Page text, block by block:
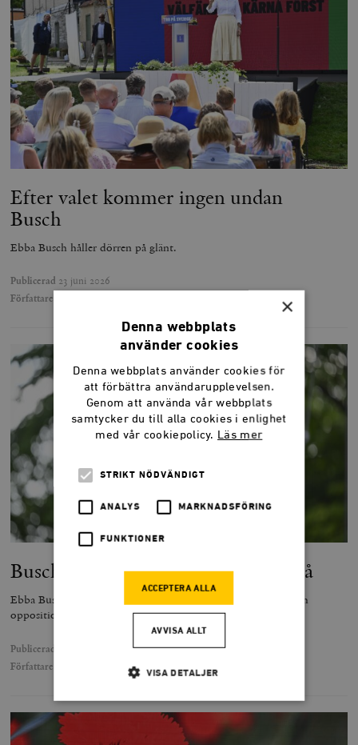
Efter valet kommer ingen undan
Busch
Ebba Busch håller dörren på glänt.
Publicerad 23 juni 2026
Författare
Busch bestämmer var striden ska stå
Ebba Busch krattar manegen för en valrörelse där sjukvård och
oppositionens tidigare misslyckanden ska stå i fokus.
Publicerad
Författare
×
Denna webbplats
använder cookies
Denna webbplats använder cookies för
att förbättra användarupplevelsen.
Genom att använda vår webbplats
samtycker du till alla cookies i enlighet
med vår cookiepolicy. Läs mer
STRIKT NÖDVÄNDIGT
ANALYS MARKNADSFÖRING
FUNKTIONER
ACCEPTERA ALLA
AVVISA ALLT
VISA DETALJER
Strikt nödvändigt Analys